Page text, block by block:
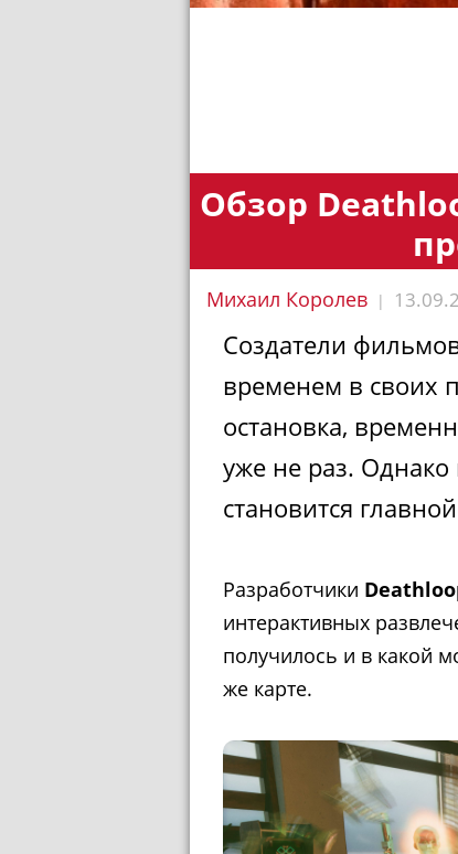
Обзор
Михаил Королев |
Создатели
временем в своих
остановка,
уже не раз.
становится
Разработчики
интерактивных
получилось и в какой
же карте.